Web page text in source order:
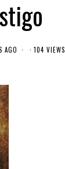
AGO 104 VIEWS